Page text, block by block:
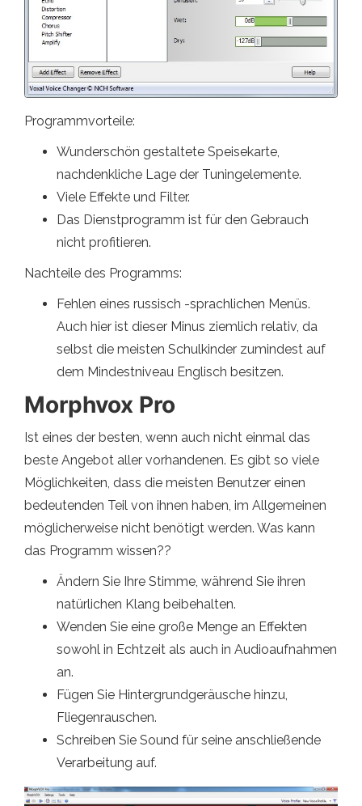
Programmvorteile:
Wunderschön gestaltete Speisekarte,
nachdenkliche Lage der Tuningelemente.
Viele Effekte und Filter.
Das Dienstprogramm ist für den Gebrauch
nicht profitieren.
Nachteile des Programms:
Fehlen eines russisch -sprachlichen Menüs.
Auch hier ist dieser Minus ziemlich relativ, da
selbst die meisten Schulkinder zumindest auf
dem Mindestniveau Englisch besitzen.
Morphvox Pro
Ist eines der besten, wenn auch nicht einmal das
beste Angebot aller vorhandenen. Es gibt so viele
Möglichkeiten, dass die meisten Benutzer einen
bedeutenden Teil von ihnen haben, im Allgemeinen
möglicherweise nicht benötigt werden. Was kann
das Programm wissen??
Ändern Sie Ihre Stimme, während Sie ihren
natürlichen Klang beibehalten.
Wenden Sie eine große Menge an Effekten
sowohl in Echtzeit als auch in Audioaufnahmen
an.
Fügen Sie Hintergrundgeräusche hinzu,
Fliegenrauschen.
Schreiben Sie Sound für seine anschließende
Verarbeitung auf.